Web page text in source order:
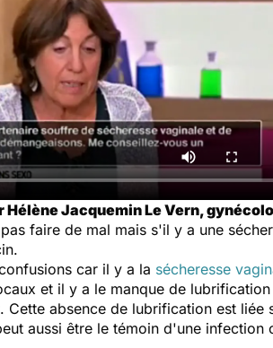
Hélène Jacquemin Le Vern,
faire de mal mais s'il y a une
car il y a la sécheresse
et il y a le manque de
Cette absence de lubrification est
aussi être le témoin d'une infection